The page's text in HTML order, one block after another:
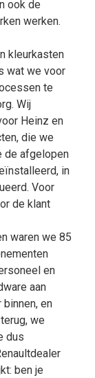
ook de
werken.
kleurkasten
wat we voor
te
Wij
Heinz en
die we
de afgelopen
in
Voor
de klant
waren we 85
en
aan
en
we
dus
ben je